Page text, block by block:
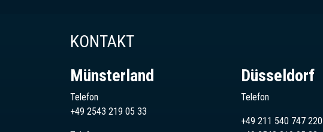
KONTAKT
Münsterland
Telefon
+49 2543 219 05 33
Düsseldorf
Telefon
+49 211 540 747 220